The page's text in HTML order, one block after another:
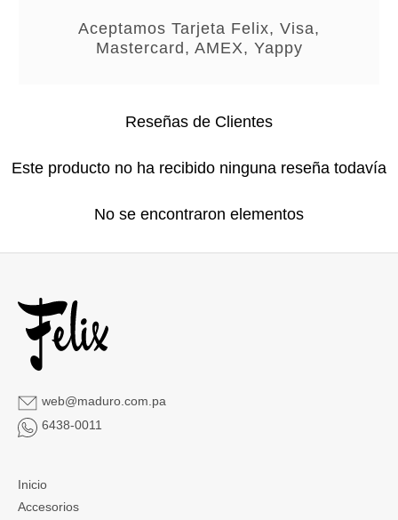
Aceptamos Tarjeta Felix, Visa,
Mastercard, AMEX, Yappy
Reseñas de Clientes
Este producto no ha recibido ninguna reseña todavía
No se encontraron elementos
web@maduro.com.pa
6438-0011
Inicio
Accesorios